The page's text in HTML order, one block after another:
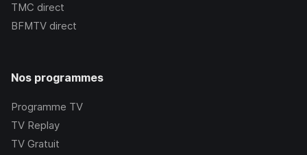
TMC direct
BFMTV direct
Nos programmes
Programme TV
TV Replay
TV Gratuit